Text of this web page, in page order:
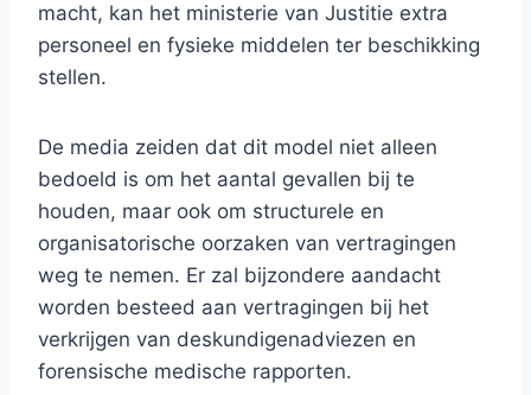
macht, kan het ministerie van Justitie extra
personeel en fysieke middelen ter beschikking
stellen.
De media zeiden dat dit model niet alleen
bedoeld is om het aantal gevallen bij te
houden, maar ook om structurele en
organisatorische oorzaken van vertragingen
weg te nemen. Er zal bijzondere aandacht
worden besteed aan vertragingen bij het
verkrijgen van deskundigenadviezen en
forensische medische rapporten.